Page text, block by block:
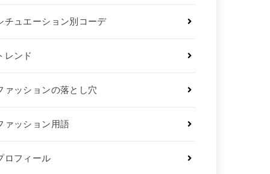
チュエーション別コーデ
レンド
ァッションの落とし穴
ァッション用語
ロフィール